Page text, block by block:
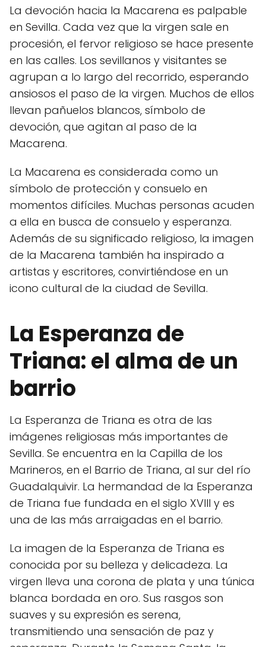
La devoción hacia la Macarena es palpable
en Sevilla. Cada vez que la virgen sale en
procesión, el fervor religioso se hace presente
en las calles. Los sevillanos y visitantes se
agrupan a lo largo del recorrido, esperando
ansiosos el paso de la virgen. Muchos de ellos
llevan pañuelos blancos, símbolo de
devoción, que agitan al paso de la
Macarena.
La Macarena es considerada como un
símbolo de protección y consuelo en
momentos difíciles. Muchas personas acuden
a ella en busca de consuelo y esperanza.
Además de su significado religioso, la imagen
de la Macarena también ha inspirado a
artistas y escritores, convirtiéndose en un
icono cultural de la ciudad de Sevilla.
La Esperanza de
Triana: el alma de un
barrio
La Esperanza de Triana es otra de las
imágenes religiosas más importantes de
Sevilla. Se encuentra en la Capilla de los
Marineros, en el Barrio de Triana, al sur del río
Guadalquivir. La hermandad de la Esperanza
de Triana fue fundada en el siglo XVIII y es
una de las más arraigadas en el barrio.
La imagen de la Esperanza de Triana es
conocida por su belleza y delicadeza. La
virgen lleva una corona de plata y una túnica
blanca bordada en oro. Sus rasgos son
suaves y su expresión es serena,
transmitiendo una sensación de paz y